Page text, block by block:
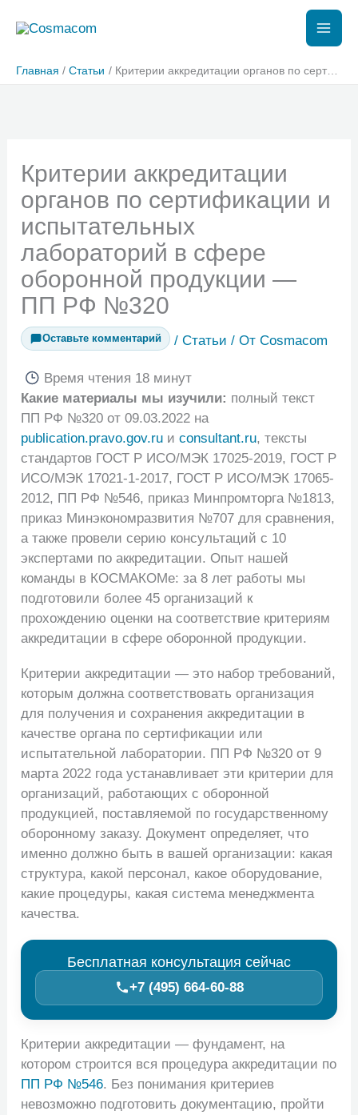
Главная Статьи Критерии аккредитации органов по сертификации и испытательных лабораторий в сфере оборонной продукции — ПП РФ №320
Критерии аккредитации
органов по сертификации и
испытательных
лабораторий в сфере
оборонной продукции —
ПП РФ №320
Оставьте комментарий /Статьи / ОтCosmacom
Время чтения 18 минут
Какие материалы мы изучили: полный текст
ПП РФ №320 от 09.03.2022 на
publication.pravo.gov.ru иconsultant.ru, тексты
стандартов ГОСТ Р ИСО/МЭК 17025-2019, ГОСТ Р
ИСО/МЭК 17021-1-2017, ГОСТ Р ИСО/МЭК 17065-
2012, ПП РФ №546, приказ Минпромторга №1813,
приказ Минэкономразвития №707 для сравнения,
а также провели серию консультаций с 10
экспертами по аккредитации. Опыт нашей
команды в КОСМАКОМе: за 8 лет работы мы
подготовили более 45 организаций к
прохождению оценки на соответствие критериям
аккредитации в сфере оборонной продукции.
Критерии аккредитации — это набор требований,
которым должна соответствовать организация
для получения и сохранения аккредитации в
качестве органа по сертификации или
испытательной лаборатории. ПП РФ №320 от 9
марта 2022 года устанавливает эти критерии для
организаций, работающих с оборонной
продукцией, поставляемой по государственному
оборонному заказу. Документ определяет, что
именно должно быть в вашей организации: какая
структура, какой персонал, какое оборудование,
какие процедуры, какая система менеджмента
качества.
Бесплатная консультация сейчас
+7 (495) 664‑60‑88
Критерии аккредитации — фундамент, на
котором строится вся процедура аккредитации по
ПП РФ №546. Без понимания критериев
невозможно подготовить документацию, пройти